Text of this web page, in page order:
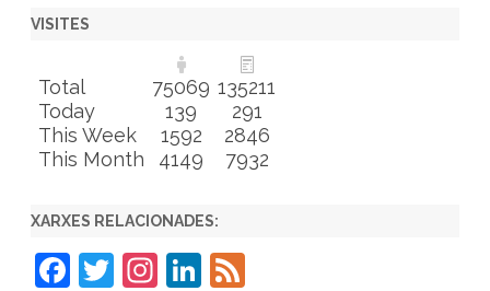
VISITES
Total 75069 135211
Today
139
291
This Week
1592
2846
This Month
4149 7932
XARXES RELACIONADES:
F
T
In Li